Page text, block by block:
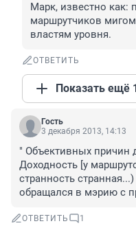
Марк, известно как:
маршрутчиков
властям уровня.
ОТВЕТИТЬ
Показать ещё
Гость
3 декабря 2013, 14:13
" Объективных причин
Доходность [у
странность
обращался в мэрию с
ОТВЕТИТЬ 1